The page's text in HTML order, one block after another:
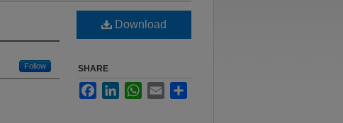
Follow
Download
SHARE
FacebookLinkedInWhatsApp
Email